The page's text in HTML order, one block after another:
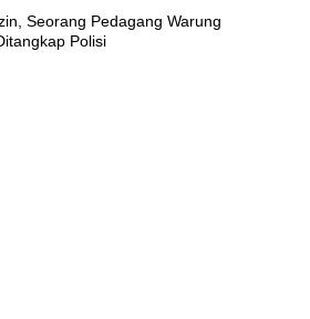
Seorang Pedagang Warung
Polisi